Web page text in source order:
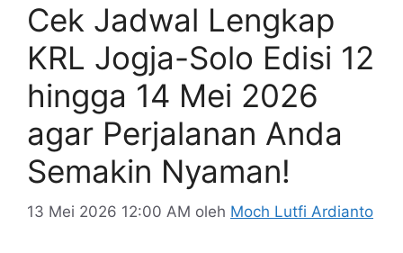
Cek Jadwal Lengkap
KRL Jogja-Solo Edisi 12
hingga 14 Mei 2026
agar Perjalanan Anda
Semakin Nyaman!
13 Mei 2026 12:00 AM oleh Moch Lutfi Ardianto